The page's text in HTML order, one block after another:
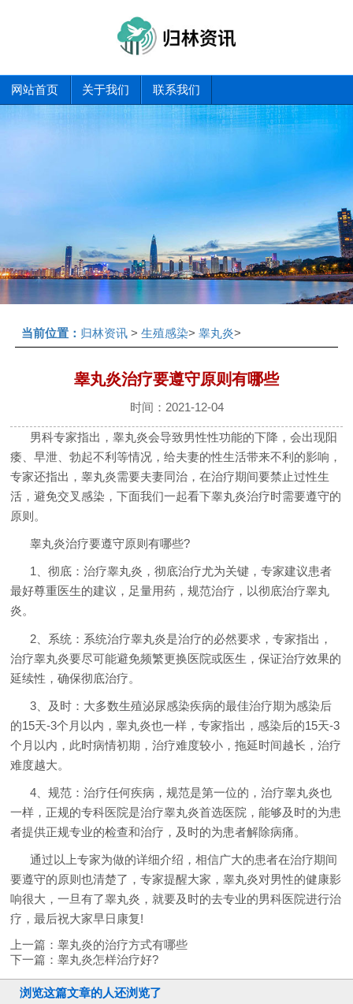
网站首页 关于我们 联系我们
当前位置： 归林资讯> 生殖感染> 睾丸炎>
睾丸炎治疗要遵守原则有哪些
时间：2021-12-04
男科专家指出，睾丸炎会导致男性性功能的下降，会出现阳
痿、早泄、勃起不利等情况，给夫妻的性生活带来不利的影响，
专家还指出，睾丸炎需要夫妻同治，在治疗期间要禁止过性生
活，避免交叉感染，下面我们一起看下睾丸炎治疗时需要遵守的
原则。
睾丸炎治疗要遵守原则有哪些?
1、彻底：治疗睾丸炎，彻底治疗尤为关键，专家建议患者
最好尊重医生的建议，足量用药，规范治疗，以彻底治疗睾丸
炎。
2、系统：系统治疗睾丸炎是治疗的必然要求，专家指出，
治疗睾丸炎要尽可能避免频繁更换医院或医生，保证治疗效果的
延续性，确保彻底治疗。
3、及时：大多数生殖泌尿感染疾病的最佳治疗期为感染后
的15天-3个月以内，睾丸炎也一样，专家指出，感染后的15天-3
个月以内，此时病情初期，治疗难度较小，拖延时间越长，治疗
难度越大。
4、规范：治疗任何疾病，规范是第一位的，治疗睾丸炎也
一样，正规的专科医院是治疗睾丸炎首选医院，能够及时的为患
者提供正规专业的检查和治疗，及时的为患者解除病痛。
通过以上专家为做的详细介绍，相信广大的患者在治疗期间
要遵守的原则也清楚了，专家提醒大家，睾丸炎对男性的健康影
响很大，一旦有了睾丸炎，就要及时的去专业的男科医院进行治
疗，最后祝大家早日康复!
上一篇： 睾丸炎的治疗方式有哪些
下一篇： 睾丸炎怎样治疗好?
浏览这篇文章的人还浏览了